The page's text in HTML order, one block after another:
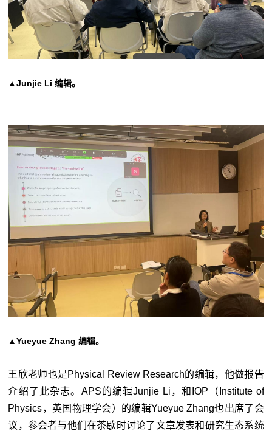
▲Junjie Li 编辑。
▲Yueyue Zhang 编辑。
王欣老师也是Physical Review Research的编辑，他做报告
介绍了此杂志。APS的编辑Junjie Li，和IOP（Institute of
Physics，英国物理学会）的编辑Yueyue Zhang也出席了会
议，参会者与他们在茶歇时讨论了文章发表和研究生态系统